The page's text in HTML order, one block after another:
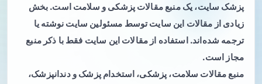
پزشک سایت، یک منبع مقالات پزشکی و سلامت است. بخش
زیادی از مقالات این سایت توسط مسئولین سایت نوشته یا
ترجمه شده‌اند. استفاده از مقالات این سایت فقط با ذکر منبع
مجاز است.
منبع مقالات سلامت، پزشکی، استخدام پزشک و دندانپزشک،